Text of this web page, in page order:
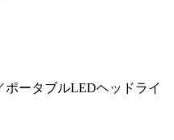
ータブルLEDヘッドライ